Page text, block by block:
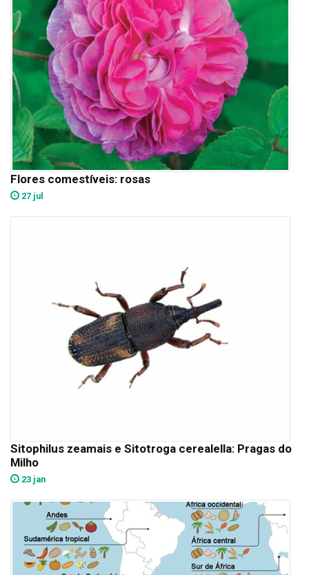
Flores comestíveis: rosas
27 jul
Sitophilus zeamais e Sitotroga cerealella: Pragas do
Milho
23 jan